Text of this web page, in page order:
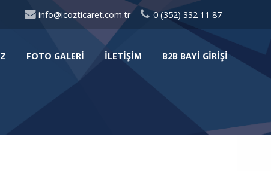
info@icozticaret.com.tr 0 (352) 332 11 87
FOTO GALERI İLETIŞIM B2B BAYI GIRIŞI